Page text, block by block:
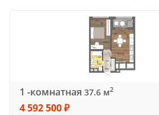
1 -комнатная 37.6 м2
4 592 500 ₽